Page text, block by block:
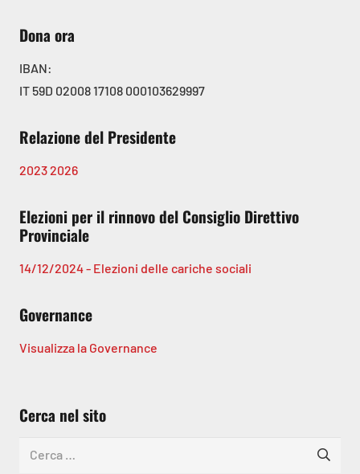
Dona ora
IBAN:
IT 59D 02008 17108 000103629997
Relazione del Presidente
20232026
Elezioni per il rinnovo del Consiglio Direttivo
Provinciale
14/12/2024 - Elezioni delle cariche sociali
Governance
Visualizza la Governance
Cerca nel sito